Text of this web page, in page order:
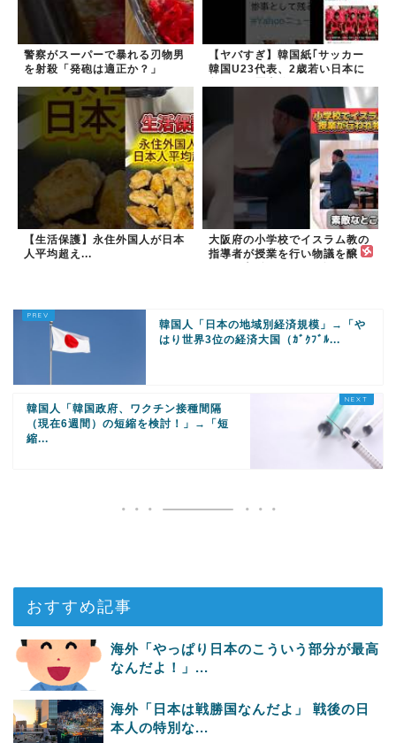
警察がスーパーで暴れる刃物男
を射殺「発砲は適正か？」
【ヤバすぎ】韓国紙｢サッカー
韓国U23代表、2歳若い日本に
【生活保護】永住外国人が日本
人平均超え...
大阪府の小学校でイスラム教の
指導者が授業を行い物議を醸
韓国人「日本の地域別経済規模」→「や
はり世界3位の経済大国（ｶﾞｸﾌﾞﾙ...
韓国人「韓国政府、ワクチン接種間隔
（現在6週間）の短縮を検討！」→「短
縮...
おすすめ記事
海外「やっぱり日本のこういう部分が最高
なんだよ！」...
海外「日本は戦勝国なんだよ」 戦後の日
本人の特別な...